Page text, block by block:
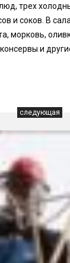
трех
и соков. В
морковь,
и
следующая